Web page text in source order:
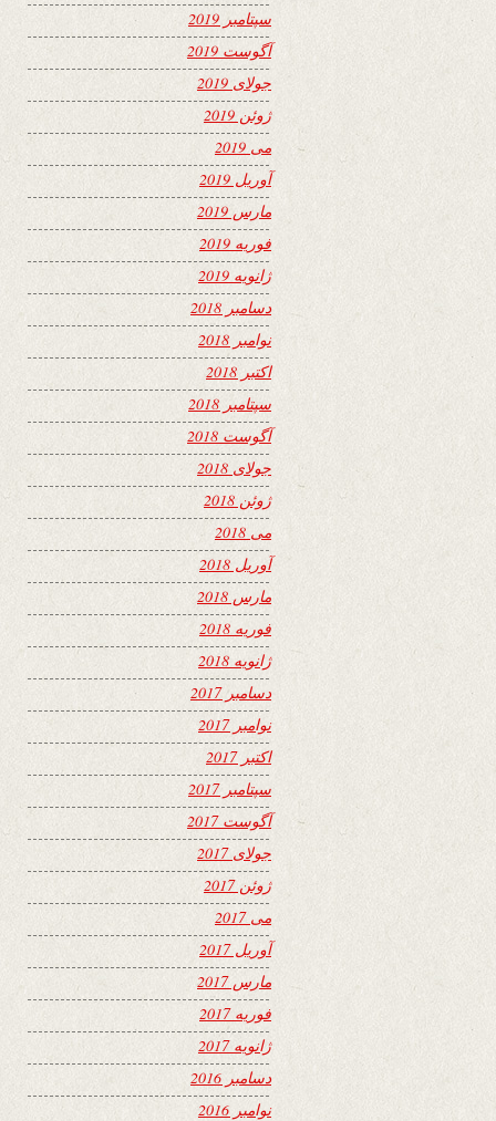
سپتامبر 2019
آگوست 2019
جولای 2019
ژوئن 2019
می 2019
آوریل 2019
مارس 2019
فوریه 2019
ژانویه 2019
دسامبر 2018
نوامبر 2018
اکتبر 2018
سپتامبر 2018
آگوست 2018
جولای 2018
ژوئن 2018
می 2018
آوریل 2018
مارس 2018
فوریه 2018
ژانویه 2018
دسامبر 2017
نوامبر 2017
اکتبر 2017
سپتامبر 2017
آگوست 2017
جولای 2017
ژوئن 2017
می 2017
آوریل 2017
مارس 2017
فوریه 2017
ژانویه 2017
دسامبر 2016
نوامبر 2016